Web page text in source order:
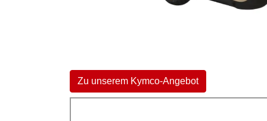
Zu unserem Kymco-Angebot